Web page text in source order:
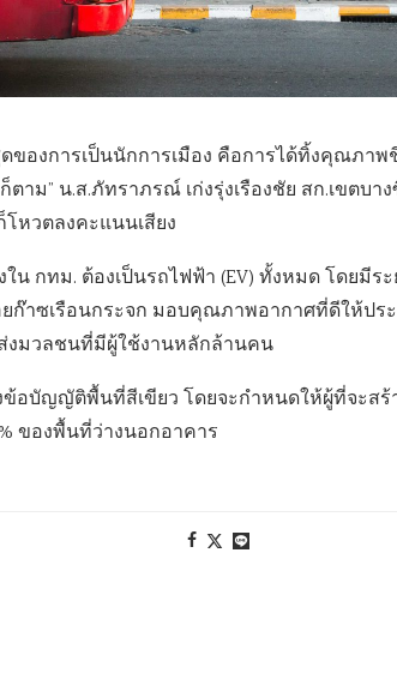
ของการเป็นนักการเมือง คือการได้ทิ้งคุณภา
ตาม” น.ส.ภัทราภรณ์ เก่งรุ่งเรืองชัย สก.เขตบ
หวตลงคะแนนเสียง
กทม. ต้องเป็นรถไฟฟ้า (EV) ทั้งหมด โดยมีระ
ยก๊าซเรือนกระจก มอบคุณภาพอากาศที่ดีให้
งมวลชนที่มีผู้ใช้งานหลักล้านคน
ข้อบัญญัติพื้นที่สีเขียว โดยจะกำหนดให้ผู้ที่จะส
ของพื้นที่ว่างนอกอาคาร